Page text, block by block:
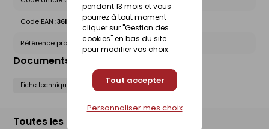
pendant 13 mois et vous
pourrez à tout moment
cliquer sur "Gestion des
cookies" en bas du site
pour modifier vos choix.
Tout accepter
Personnaliser mes choix
Code EAN :3612830012510
Référence produit nationale Gedimat :30362694
Documents liés
Fiche technique Notice de pose
Toutes les déclinaisons